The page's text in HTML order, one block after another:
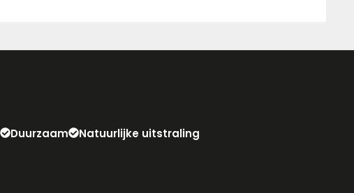
Duurzaam Natuurlijke uitstraling